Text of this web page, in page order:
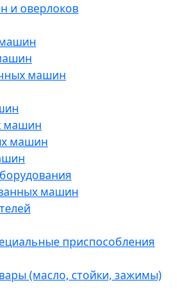
и оверлоков
машин
машин
машин
машин
приспособления
(масло, стойки, зажимы)